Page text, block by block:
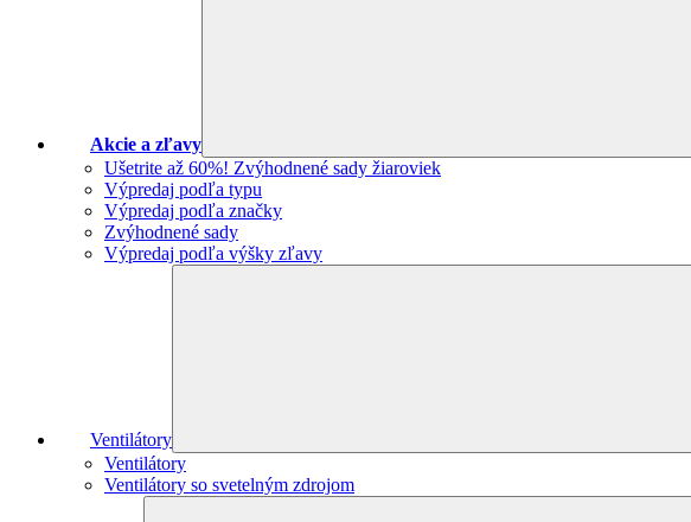
Akcie a zľavy
Ušetrite až 60%! Zvýhodnené sady žiaroviek
Výpredaj podľa typu
Výpredaj podľa značky
Zvýhodnené sady
Výpredaj podľa výšky zľavy
Ventilátory
Ventilátory
Ventilátory so svetelným zdrojom